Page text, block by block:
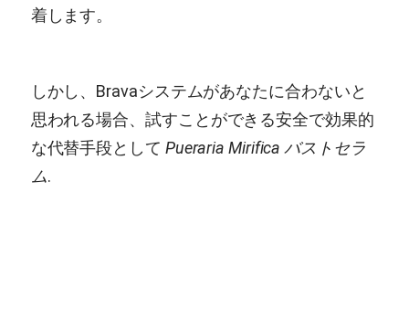
着します。
しかし、Bravaシステムがあなたに合わないと
思われる場合、試すことができる安全で効果的
な代替手段として Pueraria Mirifica バストセラ
ム.